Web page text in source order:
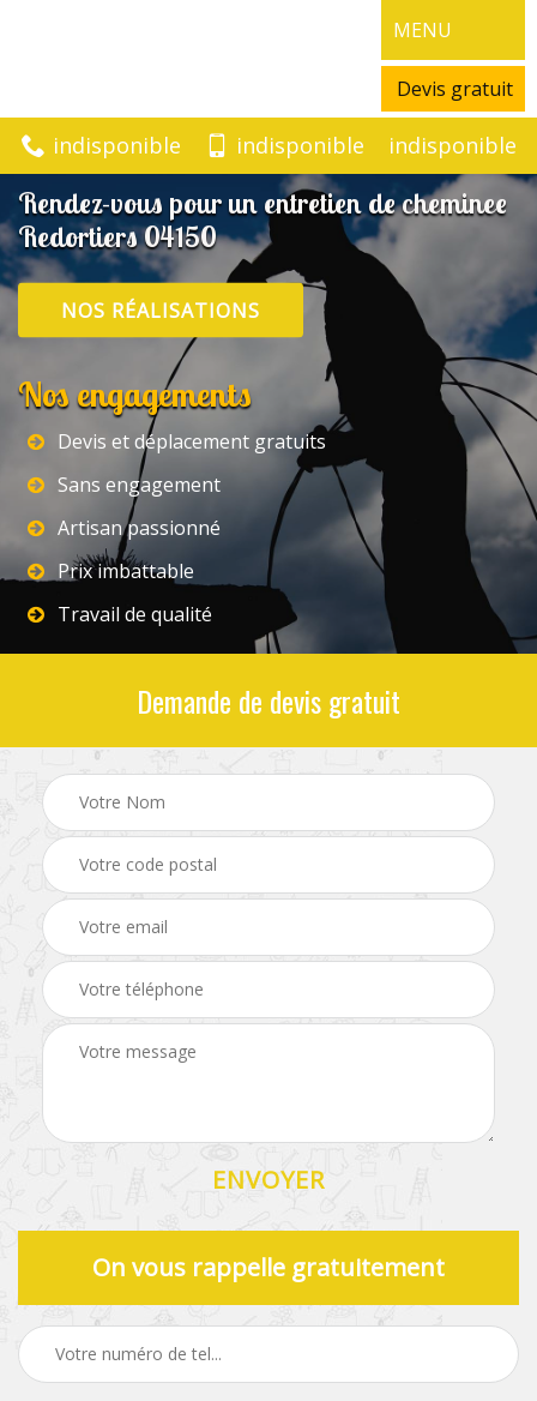
MENU
Devis gratuit
indisponible indisponible indisponible
Rendez-vous pour un entretien de cheminee
Redortiers 04150
NOS RÉALISATIONS
Nos engagements
Devis et déplacement gratuits
Sans engagement
Artisan passionné
Prix imbattable
Travail de qualité
Demande de devis gratuit
On vous rappelle gratuitement